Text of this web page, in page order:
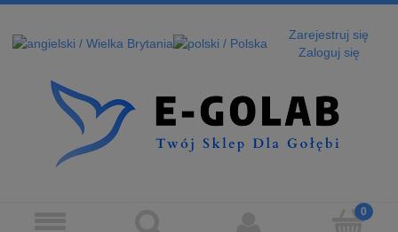
Zarejestruj się
Zaloguj się